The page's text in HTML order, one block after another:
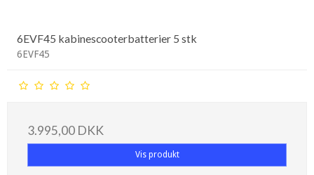
6EVF45 kabinescooterbatterier 5 stk
6EVF45
3.995,00 DKK
Vis produkt